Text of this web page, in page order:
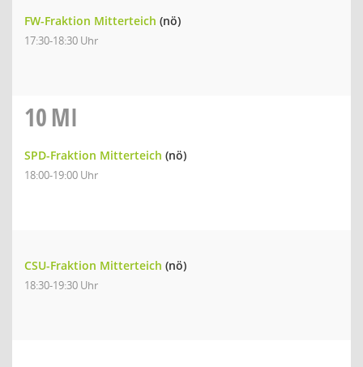
FW-Fraktion Mitterteich (nö)
17:30-18:30 Uhr
10MI
SPD-Fraktion Mitterteich (nö)
18:00-19:00 Uhr
CSU-Fraktion Mitterteich (nö)
18:30-19:30 Uhr